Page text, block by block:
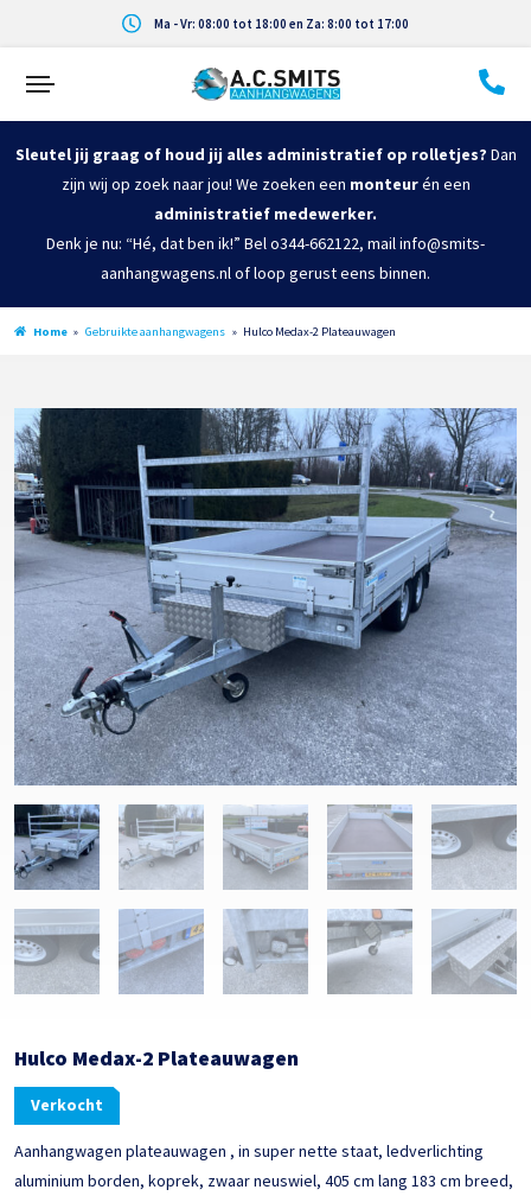
Ma - Vr: 08:00 tot 18:00 en Za: 8:00 tot 17:00
Sleutel jij graag of houd jij alles administratief op rolletjes? Dan
zijn wij op zoek naar jou! We zoeken een monteurén een
administratief medewerker.
Denk je nu: “Hé, dat ben ik!” Bel o344-662122, mail info@smits-
aanhangwagens.nl of loop gerust eens binnen.
Home » Gebruikte aanhangwagens » Hulco Medax-2 Plateauwagen
Hulco Medax-2 Plateauwagen
Verkocht
Aanhangwagen plateauwagen , in super nette staat, ledverlichting
aluminium borden, koprek, zwaar neuswiel, 405 cm lang 183 cm breed,